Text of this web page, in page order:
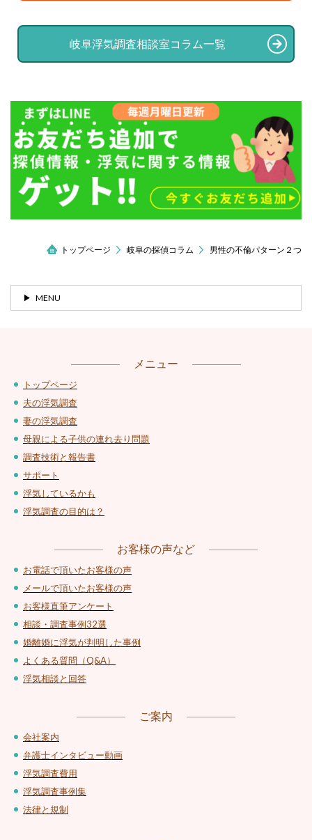
岐阜浮気調査相談室コラム一覧
トップページ 岐阜の探偵コラム 男性の不倫パターン２つ
MENU
メニュー
トップページ
夫の浮気調査
妻の浮気調査
母親による子供の連れ去り問題
調査技術と報告書
サポート
浮気しているかも
浮気調査の目的は？
お客様の声など
お電話で頂いたお客様の声
メールで頂いたお客様の声
お客様直筆アンケート
相談・調査事例32選
婚離婚に浮気が判明した事例
よくある質問（Q&A）
浮気相談と回答
ご案内
会社案内
弁護士インタビュー動画
浮気調査費用
浮気調査事例集
法律と規制